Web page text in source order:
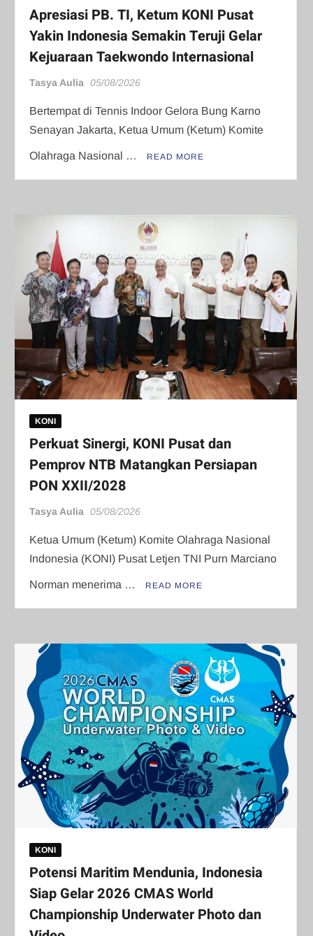
Apresiasi PB. TI, Ketum KONI Pusat
Yakin Indonesia Semakin Teruji Gelar
Kejuaraan Taekwondo Internasional
Tasya Aulia 05/08/2026
Bertempat di Tennis Indoor Gelora Bung Karno
Senayan Jakarta, Ketua Umum (Ketum) Komite
Olahraga Nasional … READ MORE
KONI
Perkuat Sinergi, KONI Pusat dan
Pemprov NTB Matangkan Persiapan
PON XXII/2028
Tasya Aulia 05/08/2026
Ketua Umum (Ketum) Komite Olahraga Nasional
Indonesia (KONI) Pusat Letjen TNI Purn Marciano
Norman menerima … READ MORE
KONI
Potensi Maritim Mendunia, Indonesia
Siap Gelar 2026 CMAS World
Championship Underwater Photo dan